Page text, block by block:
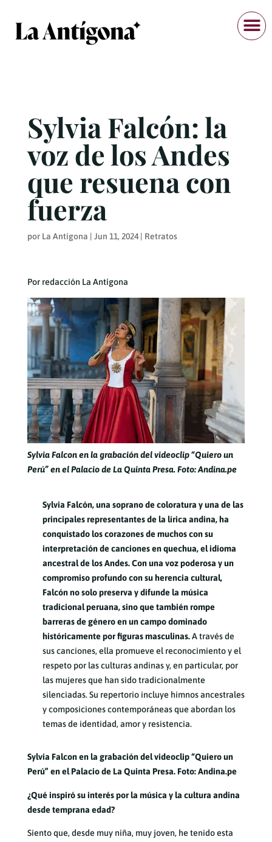
Sylvia Falcón: la
voz de los Andes
que resuena con
fuerza
por La Antígona | Jun 11, 2024| Retratos
Por redacción La Antígona
Sylvia Falcon en la grabación del videoclip “Quiero un
Perú” en el Palacio de La Quinta Presa. Foto: Andina.pe
Sylvia Falcón, una soprano de coloratura y una de las
principales representantes de la lírica andina, ha
conquistado los corazones de muchos con su
interpretación de canciones en quechua, el idioma
ancestral de los Andes. Con una voz poderosa y un
compromiso profundo con su herencia cultural,
Falcón no solo preserva y difunde la música
tradicional peruana, sino que también rompe
barreras de género en un campo dominado
históricamente por figuras masculinas.A través de
sus canciones, ella promueve el reconocimiento y el
respeto por las culturas andinas y, en particular, por
las mujeres que han sido tradicionalmente
silenciadas. Su repertorio incluye himnos ancestrales
y composiciones contemporáneas que abordan los
temas de identidad, amor y resistencia.
Sylvia Falcon en la grabación del videoclip “Quiero un
Perú” en el Palacio de La Quinta Presa. Foto: Andina.pe
¿Qué inspiró su interés por la música y la cultura andina
desde temprana edad?
Siento que, desde muy niña, muy joven, he tenido esta